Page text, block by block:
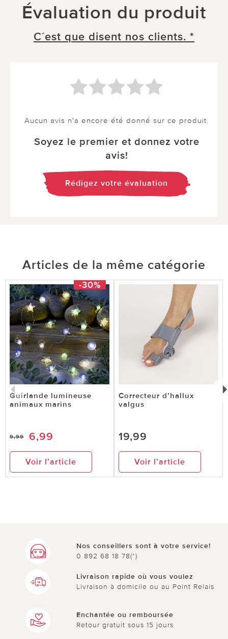
Évaluation du produit
C´est que disent nos clients. *
Aucun avis n'a encore été donné sur ce produit.
Soyez le premier et donnez votre
avis!
Rédigez votre évaluation
Articles de la même catégorie
-30%
Guirlande lumineuse
animaux marins
9,99 6,99
Voir l’article
Correcteur d’hallux
valgus
19,99
Voir l’article
Nos conseillers sont à votre service!
0 892 68 18 78(*)
Livraison rapide où vous voulez
Livraison à domicile ou au Point Relais
Enchantée ou remboursée
Retour gratuit sous 15 jours